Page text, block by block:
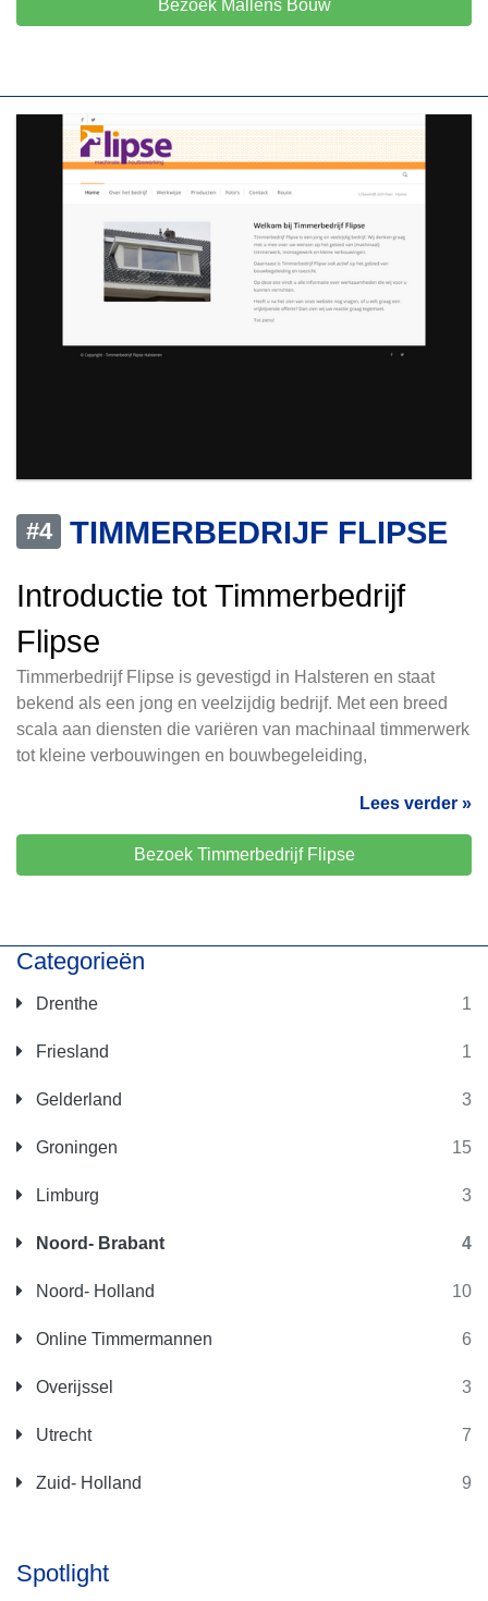
Categorieën
Drenthe 1
Friesland 1
Gelderland 3
Groningen 15
Limburg 3
Noord- Brabant 4
Noord- Holland 10
Online Timmermannen 6
Overijssel 3
Utrecht 7
Zuid- Holland 9
Spotlight
Bezoek Mallens Bouw
#4
TIMMERBEDRIJF FLIPSE
Introductie tot Timmerbedrijf
Flipse
Timmerbedrijf Flipse is gevestigd in Halsteren en staat
bekend als een jong en veelzijdig bedrijf. Met een breed
scala aan diensten die variëren van machinaal timmerwerk
tot kleine verbouwingen en bouwbegeleiding,
Lees verder »
Bezoek Timmerbedrijf Flipse